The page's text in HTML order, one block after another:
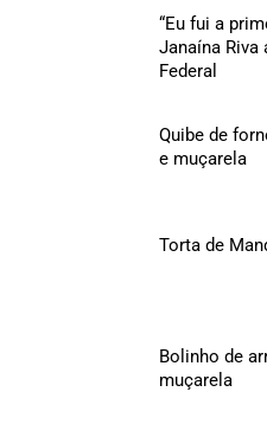
“Eu fui a
Janaína Riva
Federal
Quibe de
e muçarela
Torta de
Bolinho de
muçarela